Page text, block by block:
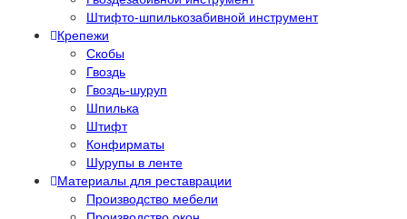
Штифто-шпилькозабивной инструмент
Крепежи
Скобы
Гвоздь
Гвоздь-шуруп
Шпилька
Штифт
Конфирматы
Шурупы в ленте
Материалы для реставрации
Производство мебели